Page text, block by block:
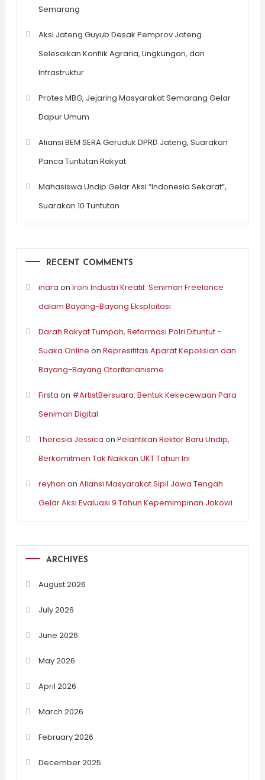
Semarang
Aksi Jateng Guyub Desak Pemprov Jateng
Selesaikan Konflik Agraria, Lingkungan, dan
Infrastruktur
Protes MBG, Jejaring Masyarakat Semarang Gelar
Dapur Umum
Aliansi BEM SERA Geruduk DPRD Jateng, Suarakan
Panca Tuntutan Rakyat
Mahasiswa Undip Gelar Aksi “Indonesia Sekarat”,
Suarakan 10 Tuntutan
RECENT COMMENTS
inara on Ironi Industri Kreatif: Seniman Freelance
dalam Bayang-Bayang Eksploitasi
Darah Rakyat Tumpah, Reformasi Polri Dituntut -
Suaka Online on Represifitas Aparat Kepolisian dan
Bayang-Bayang Otoritarianisme
Firsta on #ArtistBersuara: Bentuk Kekecewaan Para
Seniman Digital
Theresia Jessica on Pelantikan Rektor Baru Undip,
Berkomitmen Tak Naikkan UKT Tahun Ini
reyhan on Aliansi Masyarakat Sipil Jawa Tengah
Gelar Aksi Evaluasi 9 Tahun Kepemimpinan Jokowi
ARCHIVES
August 2026
July 2026
June 2026
May 2026
April 2026
March 2026
February 2026
December 2025